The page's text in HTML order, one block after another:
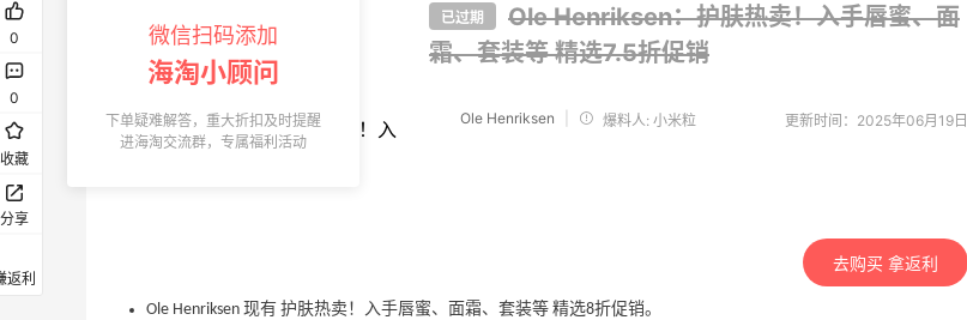
已过期
Ole Henriksen：护肤热卖！入手唇蜜、面
霜、套装等精选7.5折促销
Ole Henriksen 爆料人: 小米粒 更新时间：2025年06月19日
去购买 拿返利
Ole Henriksen 现有 护肤热卖！入手唇蜜、面霜、套装等 精选8折促销。
0
0
收藏
分享
返利
微信扫码添加
海淘小顾问
下单疑难解答，重大折扣及时提醒
进海淘交流群，专属福利活动